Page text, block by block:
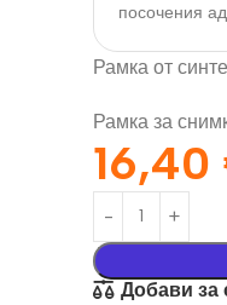
посочения
Рамка от
Рамка за
16,40
Добави за